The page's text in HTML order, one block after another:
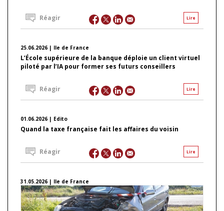
Lire
Réagir
25.06.2026 | Ile de France
L’École supérieure de la banque déploie un client virtuel
piloté par l’IA pour former ses futurs conseillers
Lire
Réagir
01.06.2026 | Edito
Quand la taxe française fait les affaires du voisin
Lire
Réagir
31.05.2026 | Ile de France